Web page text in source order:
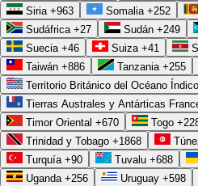
acumulan. Lo que al inicio parecía la
termina siendo la más cara con el
correcta no es cuánto cuesta hoy, sino
un lustro por algo que sigue sin ser
Siria +963 Somalia +252
Sudáfrica +27 Sudán +249
Suecia +46 Suiza +41
Taiwán +886 Tanzania +255
Territorio Británico del Océano Índico
Tierras Australes y Antárticas
Timor Oriental +670 Togo
Trinidad y Tobago +1868
Turquía +90 Tuvalu +688
Uganda +256 Uruguay +598